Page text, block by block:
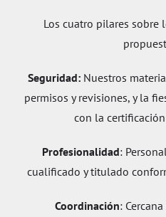
Los cuatro pilares sobre
Seguridad: Nuestros
permisos y revisiones, y la
con la
Profesionalidad:
cualificado y titulado
Coordinación: